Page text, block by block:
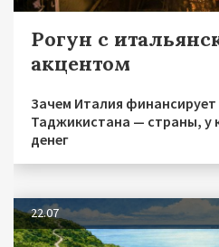
Рогун с
акцентом
Зачем Италия
Таджикистана — страны, у
денег
22.07